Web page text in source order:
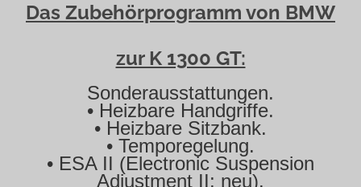
Das Zubehörprogramm von BMW
zur K 1300 GT:
Sonderausstattungen.
• Heizbare Handgriffe.
• Heizbare Sitzbank.
• Temporegelung.
• ESA II (Electronic Suspension
Adjustment II; neu).